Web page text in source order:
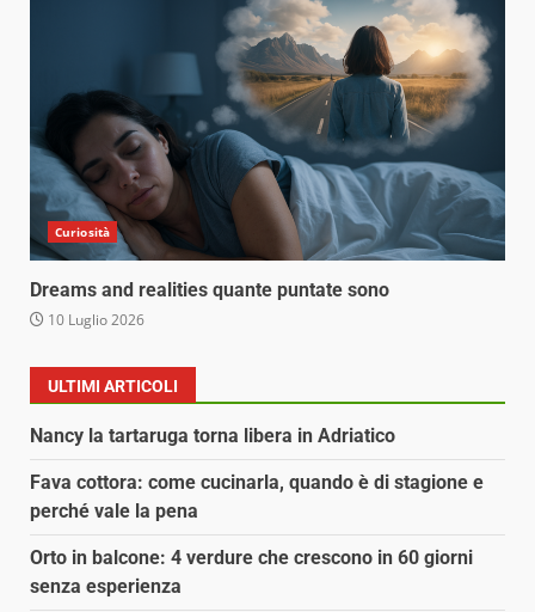
Curiosità
Dreams and realities quante puntate sono
10 Luglio 2026
ULTIMI ARTICOLI
Nancy la tartaruga torna libera in Adriatico
Fava cottora: come cucinarla, quando è di stagione e
perché vale la pena
Orto in balcone: 4 verdure che crescono in 60 giorni
senza esperienza